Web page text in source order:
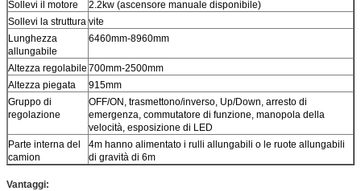
Sollevi il motore
2.2kw (ascensore manuale disponibile)
Sollevi la struttura vite
Lunghezza
allungabile
6460mm-8960mm
Altezza regolabile 700mm-2500mm
Altezza piegata
915mm
Gruppo di
regolazione
OFF/ON, trasmettono/inverso, Up/Down, arresto di
emergenza, commutatore di funzione, manopola della
velocità, esposizione di LED
Parte interna del
camion
4m hanno alimentato i rulli allungabili o le ruote allungabili
di gravità di 6m
Vantaggi: